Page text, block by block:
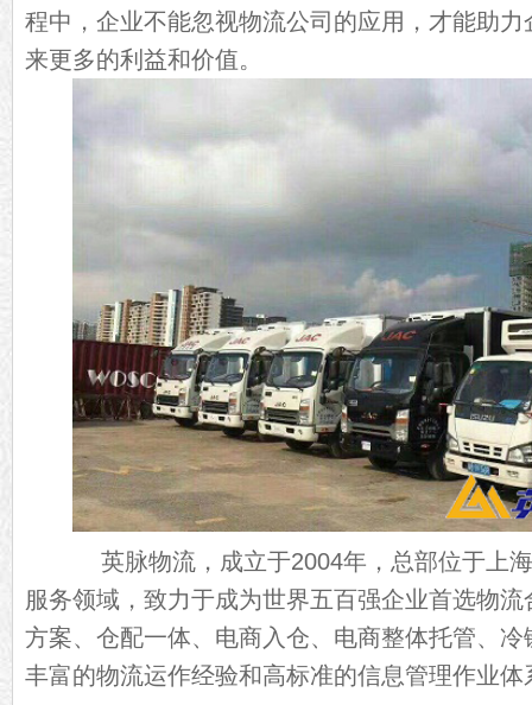
程中，企业不能忽视物流公司的应用，才能助
来更多的利益和价值。
英脉物流，成立于2004年，总部位于上海
服务领域，致力于成为世界五百强企业首选物
方案、仓配一体、电商入仓、电商整体托管、
丰富的物流运作经验和高标准的信息管理作业体